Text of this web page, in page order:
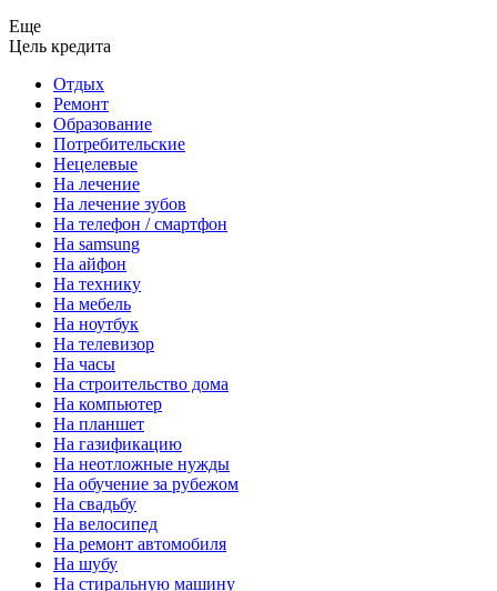
Еще
Цель кредита
Отдых
Ремонт
Образование
Потребительские
Нецелевые
На лечение
На лечение зубов
На телефон / смартфон
На samsung
На айфон
На технику
На мебель
На ноутбук
На телевизор
На часы
На строительство дома
На компьютер
На планшет
На газификацию
На неотложные нужды
На обучение за рубежом
На свадьбу
На велосипед
На ремонт автомобиля
На шубу
На стиральную машину